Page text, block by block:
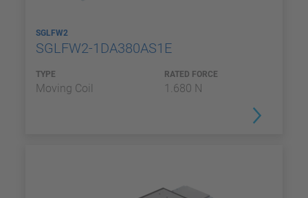
SGLFW2
SGLFW2-1DA380AS1E
TYPE
Moving Coil
RATED FORCE
1.680 N